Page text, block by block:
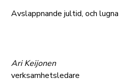
Avslappnande jultid, och
Ari Keijonen
verksamhetsledare